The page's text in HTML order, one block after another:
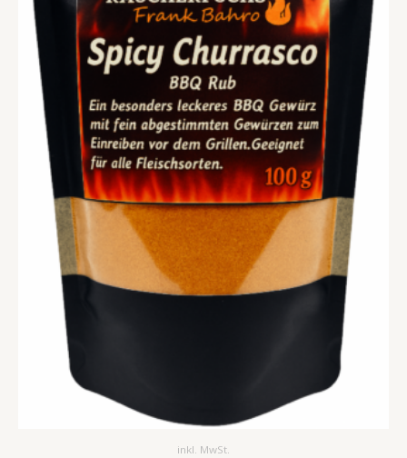
inkl. MwSt.